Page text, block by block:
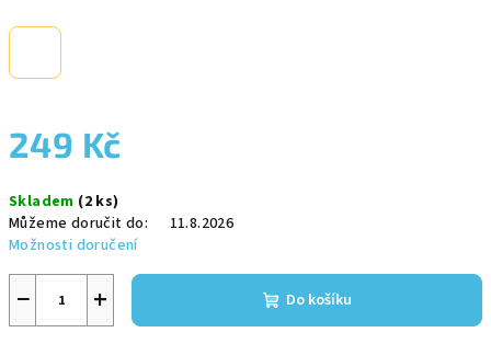
249 Kč
cena:
Skladem (2 ks)
Můžeme doručit do:
11.8.2026
Možnosti doručení
+
− Do košíku